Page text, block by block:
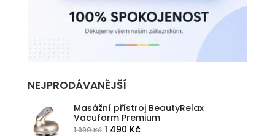
NEJPRODÁVANĚJŠÍ
Masážní přístroj BeautyRelax
Vacuform Premium
1 990Kč Původní
1 490 KčAktuální